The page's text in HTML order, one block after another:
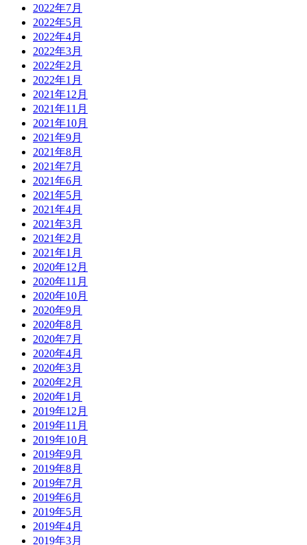
2022年7月
2022年5月
2022年4月
2022年3月
2022年2月
2022年1月
2021年12月
2021年11月
2021年10月
2021年9月
2021年8月
2021年7月
2021年6月
2021年5月
2021年4月
2021年3月
2021年2月
2021年1月
2020年12月
2020年11月
2020年10月
2020年9月
2020年8月
2020年7月
2020年4月
2020年3月
2020年2月
2020年1月
2019年12月
2019年11月
2019年10月
2019年9月
2019年8月
2019年7月
2019年6月
2019年5月
2019年4月
2019年3月